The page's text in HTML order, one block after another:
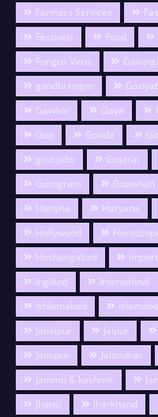
Farmers Services
Festivels
Food
Fungus Virus
gandhi nagar
Gawlior
Gaya
Goa
Gonda
govt.jobs
Gujarat
Gurugram
Guwahati
Hariyna
Haryana
Hollywood
Hoshangabad
ingland
Internatinal
Ishlamabad
Jabalpur
Jaipur
Jaitupur
Jalandhar
jammu & kashmir
Jhansi
Jharkhand